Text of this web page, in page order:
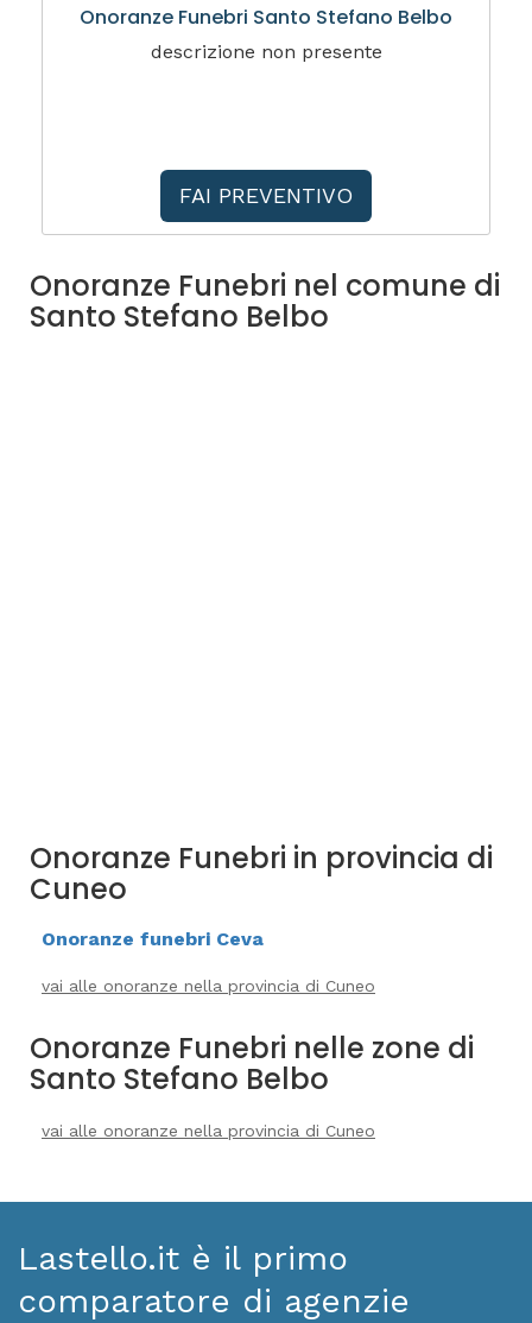
Onoranze Funebri Santo Stefano Belbo
descrizione non presente
FAI PREVENTIVO
Onoranze Funebri nel comune di
Santo Stefano Belbo
Onoranze Funebri in provincia di
Cuneo
Onoranze funebri Ceva
vai alle onoranze nella provincia di Cuneo
Onoranze Funebri nelle zone di
Santo Stefano Belbo
vai alle onoranze nella provincia di Cuneo
Lastello.it è il primo
comparatore di agenzie